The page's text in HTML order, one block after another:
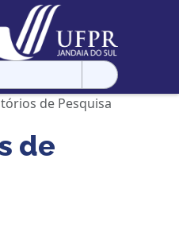
de Pesquisa
de